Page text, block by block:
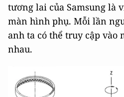
tương lai của Samsung là
màn hình phụ. Mỗi lần
anh ta có thể truy cập
nhau.